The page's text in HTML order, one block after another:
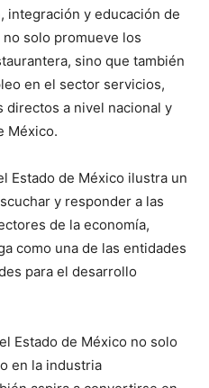
integración y educación de
solo promueve los
sino que también
en el sector servicios,
directos a nivel nacional y
México.
Estado de México ilustra un
y responder a las
de la economía,
como una de las entidades
para el desarrollo
Estado de México no solo
en la industria